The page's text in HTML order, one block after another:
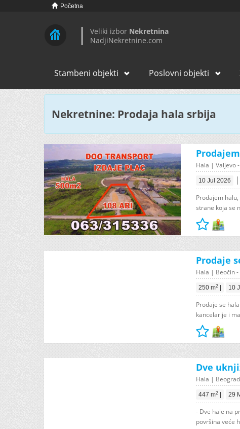
Početna
Veliki izbor Nekretnina
NadjiNekretnine.com
Stambeni objekti Poslovni objekti
Nekretnine: Prodaja hala srbija
Hala | Valjevo
10 Jul 2026 |
Prodajem
strane koja se
Prodaje
Hala | Beočin -
250 m2 10
Prodaje se
kancelarije i
Dve
Hala |
447 m2 29
- Dve hale na
površina veće